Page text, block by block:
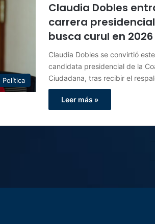
Política
Claudia Dobles
carrera
busca curul en 2026
Claudia Dobles se convirtió
candidata presidencial de la
Ciudadana, tras recibir el
Leer más »